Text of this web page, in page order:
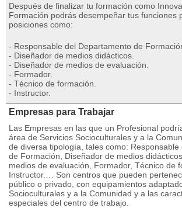
Después de finalizar tu formación como
Formación podrás desempeñar tus funciones
posiciones como:
- Responsable del Departamento de
- Diseñador de medios didácticos.
- Diseñador de medios de evaluación.
- Formador.
- Técnico de formación.
- Instructor.
Empresas para Trabajar
Las Empresas en las que un Profesional
área de Servicios Socioculturales y a la
de diversa tipología, tales como:
de Formación, Diseñador de medios
medios de evaluación, Formador, Técnico de
Instructor.… Son centros que pueden
público o privado, con equipamientos
Socioculturales y a la Comunidad y a las
especiales del centro de trabajo.